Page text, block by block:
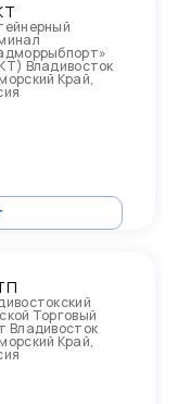
Владивосток
Край,
Торговый
Владивосток
Край,